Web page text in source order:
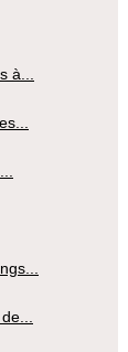
à...